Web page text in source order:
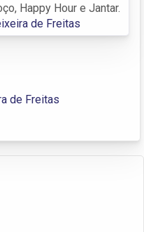
Happy Hour e Jantar.
de Freitas
de Freitas